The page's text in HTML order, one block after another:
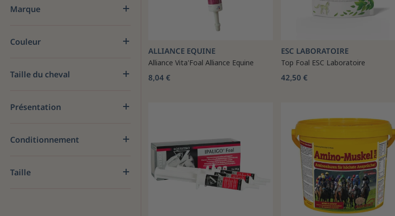
Marque
Couleur
Taille du cheval
Présentation
Conditionnement
Taille
ALLIANCE EQUINE
Alliance Vita'Foal Alliance Equine
8,04 €
ESC LABORATOIRE
Top Foal ESC Laboratoire
42,50 €